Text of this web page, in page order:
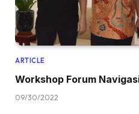
ARTICLE
Workshop Forum
09/30/2022